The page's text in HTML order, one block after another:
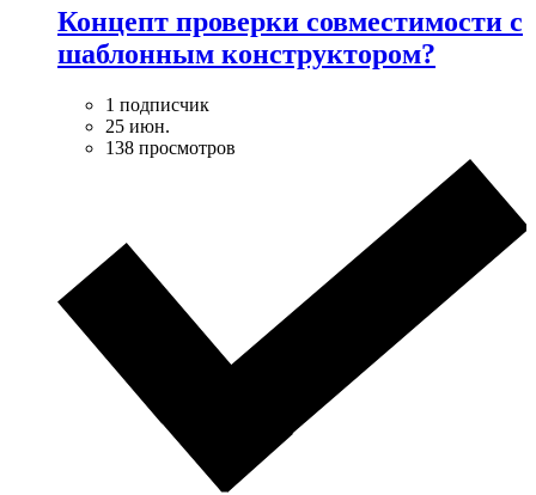
Концепт проверки совместимости с
шаблонным конструктором?
1 подписчик
25 июн.
138 просмотров